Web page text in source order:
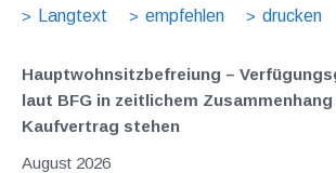
Langtext
empfehlen drucken
Hauptwohnsitz​­befreiung –
laut BFG in zeitlichem
Kaufvertrag stehen
August 2026